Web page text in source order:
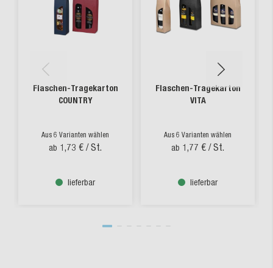
Flaschen-Tragekarton
COUNTRY
Aus 6 Varianten wählen
ab 1,73 € / St.
lieferbar
Flaschen-Tragekarton
VITA
Aus 6 Varianten wählen
ab 1,77 € / St.
lieferbar